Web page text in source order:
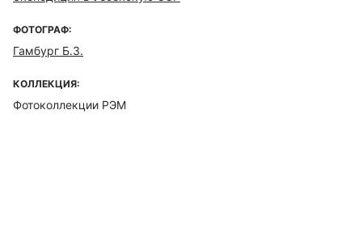
ФОТОГРАФ:
Гамбург Б.З.
КОЛЛЕКЦИЯ:
Фотоколлекции РЭМ